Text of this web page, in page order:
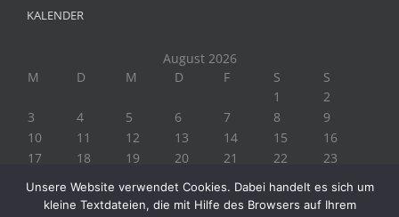
KALENDER
August 2026
M
D M D F S
S
1
2
3
4 5 6 7 8
9
10
11 12 13 14 15
16
17
18 19 20 21 22
23
Unsere Website verwendet Cookies. Dabei handelt es sich um
kleine Textdateien, die mit Hilfe des Browsers auf Ihrem